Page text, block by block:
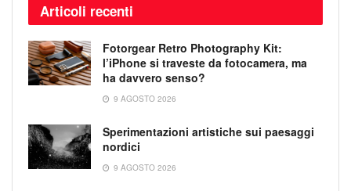
Articoli recenti
Fotorgear Retro Photography Kit:
l’iPhone si traveste da fotocamera, ma
ha davvero senso?
9 AGOSTO 2026
Sperimentazioni artistiche sui paesaggi
nordici
9 AGOSTO 2026